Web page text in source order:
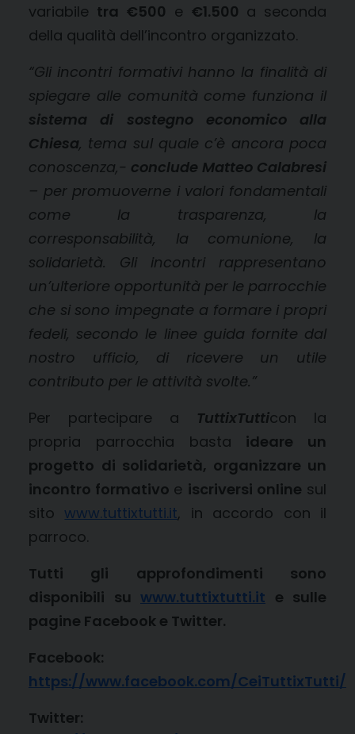
variabile tra €500 e €1.500 a seconda
della qualità dell’incontro organizzato.
“Gli incontri formativi hanno la finalità di
spiegare alle comunità come funziona il
sistema di
sostegno economico alla
Chiesa, tema sul quale c’è ancora poca
conoscenza,- conclude Matteo Calabresi
– per promuoverne i valori fondamentali
come la trasparenza, la
corresponsabilità, la comunione, la
solidarietà. Gli incontri rappresentano
un’ulteriore opportunità per le parrocchie
che si sono impegnate a formare i propri
fedeli, secondo le linee guida fornite dal
nostro ufficio, di ricevere un utile
contributo per le attività svolte.”
Per partecipare a TuttixTutticon la
propria parrocchia basta ideare un
progetto di solidarietà, organizzare un
incontro formativo e iscriversi online sul
sito www.tuttixtutti.it, in accordo con il
parroco.
Tutti gli approfondimenti sono
disponibili su www.tuttixtutti.it e sulle
pagine Facebook e Twitter.
Facebook:
https://www.facebook.com/CeiTuttixTutti/
Twitter: